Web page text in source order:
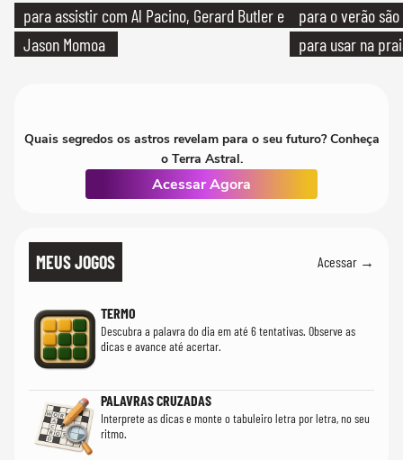
para assistir com Al Pacino, Gerard Butler e
Jason Momoa
para o verão
para usar na
Quais segredos os astros revelam para o seu futuro? Conheça
o Terra Astral.
Acessar Agora
MEUS JOGOS Acessar →
TERMO
Descubra a palavra do dia em até 6 tentativas. Observe as
dicas e avance até acertar.
PALAVRAS CRUZADAS
Interprete as dicas e monte o tabuleiro letra por letra, no seu
ritmo.